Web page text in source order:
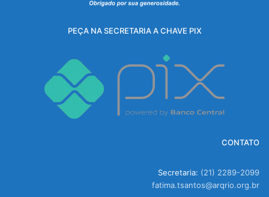
PEÇA NA SECRETARIA A CHAVE PIX
CONTATO
Secretaria: (21) 2289-2099
fatima.tsantos@arqrio.org.br